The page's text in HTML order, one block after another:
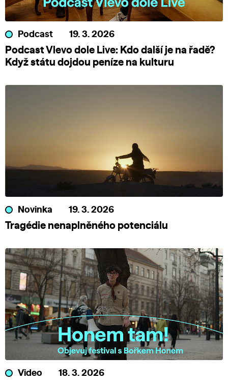
Podcast 19. 3. 2026
Podcast Vlevo dole Live: Kdo další je na řadě?
Když státu dojdou peníze na kulturu
Novinka 19. 3. 2026
Tragédie nenaplněného potenciálu
Video 18. 3. 2026